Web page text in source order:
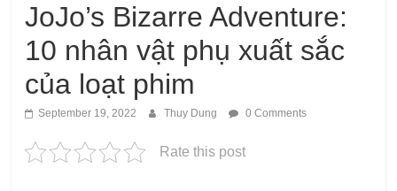
JoJo’s Bizarre Adventure:
10 nhân vật phụ xuất sắc
của loạt phim
September 19, 2022 Thuy Dung 0 Comments
Rate this post